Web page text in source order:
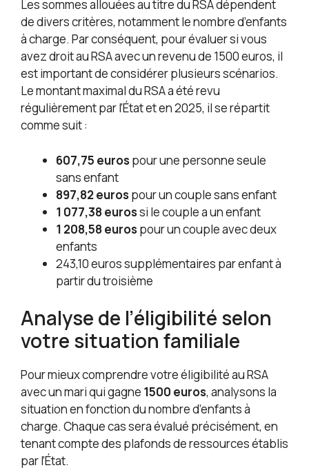
Les sommes allouées au titre du RSA dépendent
de divers critères, notamment le nombre d’enfants
à charge. Par conséquent, pour évaluer si vous
avez droit au RSA avec un revenu de 1500 euros, il
est important de considérer plusieurs scénarios.
Le montant maximal du RSA a été revu
régulièrement par l’État et en 2025, il se répartit
comme suit :
607,75 euros pour une personne seule
sans enfant
897,82 euros pour un couple sans enfant
1 077,38 eurossi le couple a un enfant
1 208,58 euros pour un couple avec deux
enfants
243,10 euros supplémentaires par enfant à
partir du troisième
Analyse de l’éligibilité selon
votre situation familiale
Pour mieux comprendre votre éligibilité au RSA
avec un mari qui gagne 1500 euros, analysons la
situation en fonction du nombre d’enfants à
charge. Chaque cas sera évalué précisément, en
tenant compte des plafonds de ressources établis
par l’État.